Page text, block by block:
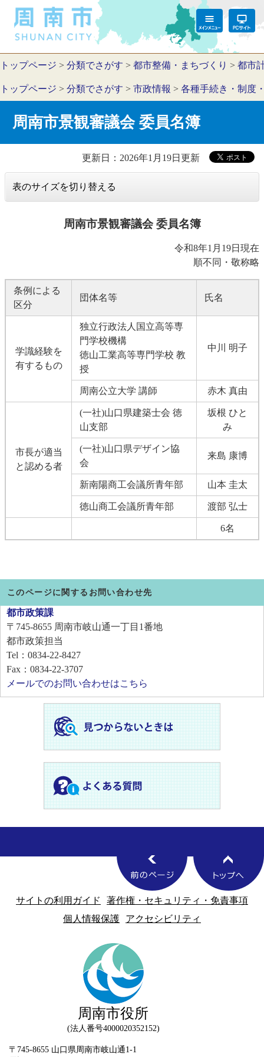
トップページ > 分類でさがす > 都市整備・まちづくり > 都市
トップページ > 分類でさがす > 市政情報 > 各種手続き・制度
周南市景観審議会 委員名簿
更新日：2026年1月19日更新
表のサイズを切り替える
周南市景観審議会 委員名簿
令和8年1月19日現在
順不同・敬称略
条例による
区分
団体名等 氏名
学識経験を
有するもの
独立行政法人国立高等専
門学校機構
徳山工業高等専門学校 教
授
中川 明子
周南公立大学 講師 赤木 真由
市長が適当
と認める者
(一社)山口県建築士会 徳
山支部
坂根 ひと
み
(一社)山口県デザイン協
会
来島 康博
新南陽商工会議所青年部 山本 圭太
徳山商工会議所青年部 渡部 弘士
6名
このページに関するお問い合わせ先
都市政策課
〒745-8655 周南市岐山通一丁目1番地
都市政策担当
Tel：0834-22-8427
Fax：0834-22-3707
メールでのお問い合わせはこちら
サイトの利用ガイド
著作権・セキュリティ・免責事項
個人情報保護
アクセシビリティ
周南市役所
法人番号4000020352152
〒745-8655 山口県周南市岐山通1-1